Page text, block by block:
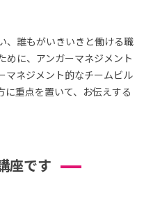
、誰もがいきいきと働ける職
めに、アンガーマネジメント
マネジメント的なチームビル
に重点を置いて、お伝えする
座です